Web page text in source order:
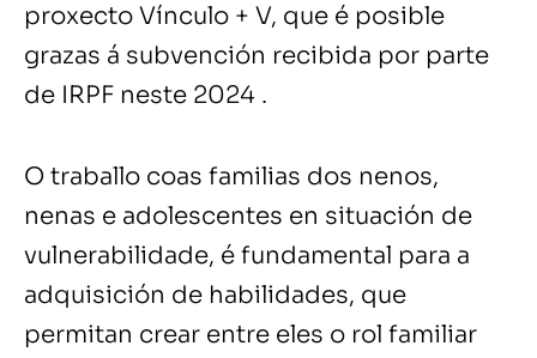
proxecto Vínculo + V, que é posible
grazas á subvención recibida por parte
de IRPF neste 2024 .
O traballo coas familias dos nenos,
nenas e adolescentes en situación de
vulnerabilidade, é fundamental para a
adquisición de habilidades, que
permitan crear entre eles o rol familiar